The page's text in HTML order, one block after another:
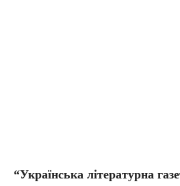
“Українська літературна